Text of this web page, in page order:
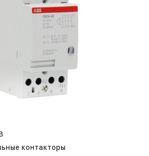
контакторы